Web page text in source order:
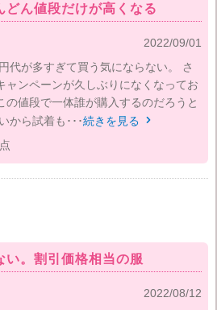
どん値段だけが高くなる
2022/09/01
代が多すぎて買う気にならない。 さ
ャンペーンが久しぶりになくなってお
の値段で一体誰が購入するのだろうと
から試着も･･･続きを見る 
点
い。割引価格相当の服
2022/08/12